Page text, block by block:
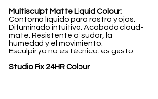
Multisculpt Matte Liquid Colour:
Contorno líquido para rostro y ojos.
Difuminado intuitivo. Acabado cloud-
mate. Resistente al sudor, la
humedad y el movimiento.
Esculpir ya no es técnica: es gesto.
Studio Fix 24HR Colour